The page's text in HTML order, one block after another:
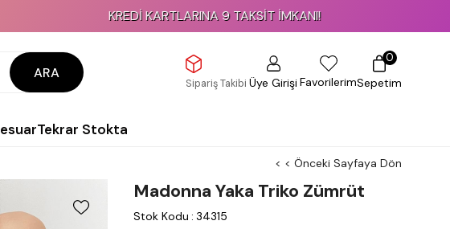
KREDİ KARTLARINA 9 TAKSİT İMKANI!
ARA
Sipariş Takibi Üye GirişiFavorilerimSepetim
0
Tekrar Stokta
< < Önceki Sayfaya Dön
Madonna Yaka Triko Zümrüt
Stok Kodu : 34315